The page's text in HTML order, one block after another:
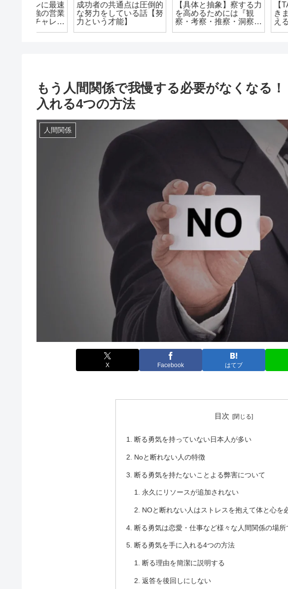
成功者の共通点は圧倒的
な努力をしている話【努
力という才能】
【具体と抽象】察する力
を高めるためには『観
察・考察・推察・洞察』
【TAKER思
きません】
える人）こそ
もう人間関係で我慢する必要がなくなる
入れる4つの方法
人間関係
X Facebook はてブ
目次
断る勇気を持っていない日本人が多い
Noと断れない人の特徴
断る勇気を持たないことよる弊害について
永久にリソースが追加されない
NOと断れない人はストレスを抱えて体と心を
断る勇気は恋愛・仕事など様々な人間関係の場所
断る勇気を手に入れる4つの方法
断る理由を簡潔に説明する
返答を後回しにしない